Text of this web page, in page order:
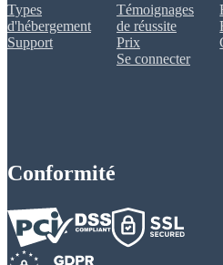
Types
d'hébergement
Support
Témoignages
de réussite
Prix
Se connecter
Conformité